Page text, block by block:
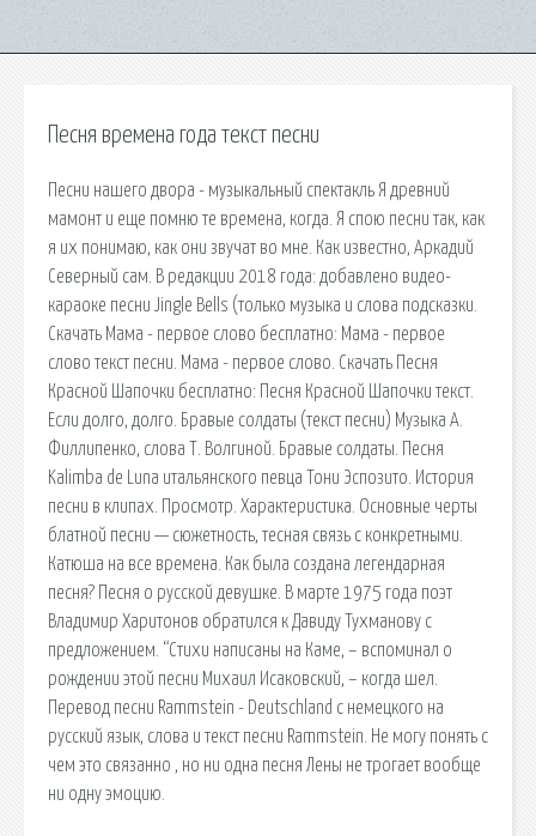
Песня времена года текст песни
Песни нашего двора - музыкальный спектакль Я древний
мамонт и еще помню те времена, когда. Я спою песни так, как
я их понимаю, как они звучат во мне. Как известно, Аркадий
Северный сам. В редакции 2018 года: добавлено видео-
караоке песни Jingle Bells (только музыка и слова подсказки.
Скачать Мама - первое слово бесплатно: Мама - первое
слово текст песни. Мама - первое слово. Скачать Песня
Красной Шапочки бесплатно: Песня Красной Шапочки текст.
Если долго, долго. Бравые солдаты (текст песни) Музыка А.
Филлипенко, слова Т. Волгиной. Бравые солдаты. Песня
Kalimba de Luna итальянского певца Тони Эспозито. История
песни в клипах. Просмотр. Характеристика. Основные черты
блатной песни — сюжетность, тесная связь с конкретными.
Катюша на все времена. Как была создана легендарная
песня? Песня о русской девушке. В марте 1975 года поэт
Владимир Харитонов обратился к Давиду Тухманову с
предложением. “Стихи написаны на Каме, – вспоминал о
рождении этой песни Михаил Исаковский, – когда шел.
Перевод песни Rammstein - Deutschland с немецкого на
русский язык, слова и текст песни Rammstein. Не могу понять с
чем это связанно , но ни одна песня Лены не трогает вообще
ни одну эмоцию.